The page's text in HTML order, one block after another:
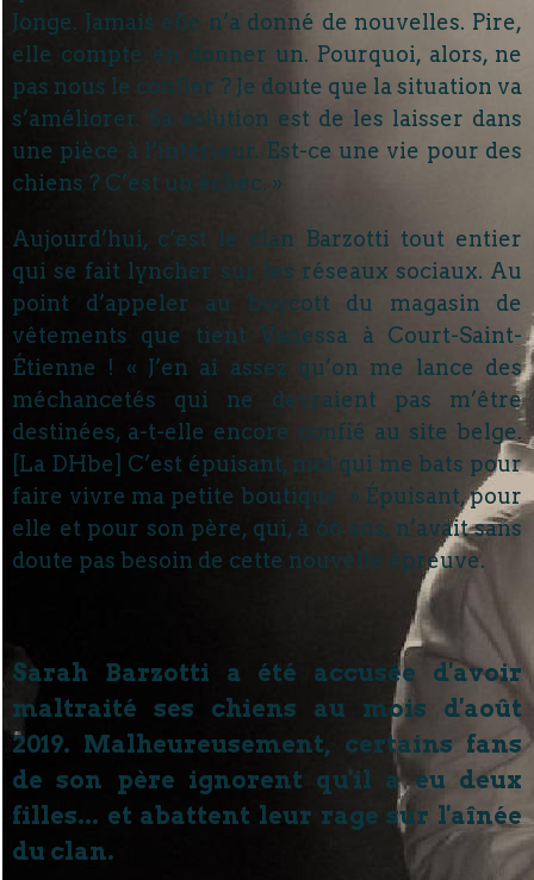
Jonge. Jamais elle n’a donné de nouvelles. Pire,
elle compte en donner un. Pourquoi, alors, ne
pas nous le confier ? Je doute que la situation va
s’améliorer. Sa solution est de les laisser dans
une pièce à l’intérieur. Est-ce une vie pour des
chiens ? C’est un échec. »
Aujourd’hui, c’est le clan Barzotti tout entier
qui se fait lyncher sur les réseaux sociaux. Au
point d’appeler au boycott du magasin de
vêtements que tient Vanessa à Court-Saint-
Étienne ! « J’en ai assez qu’on me lance des
méchancetés qui ne devraient pas m’être
destinées, a-t-elle encore confié au site belge.
[La DHbe] C’est épuisant, moi qui me bats pour
faire vivre ma petite boutique. » Épuisant, pour
elle et pour son père, qui, à 66 ans, n’avait sans
doute pas besoin de cette nouvelle épreuve.
Sarah Barzotti a été accusée d'avoir
maltraité ses chiens au mois d'août
2019. Malheureusement, certains fans
de son père ignorent qu'il a eu deux
filles... et abattent leur rage sur l'aînée
du clan.